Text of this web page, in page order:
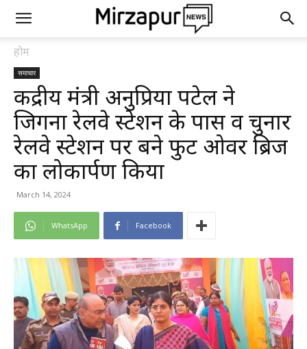
होम
समाचार
केंद्रीय मंत्री अनुप्रिया पटेल ने
जिगना रेलवे स्टेशन के पास व चुनार
रेलवे स्टेशन पर बने फुट ओवर ब्रिज
का लोकार्पण किया
March 14, 2024
WhatsApp Facebook